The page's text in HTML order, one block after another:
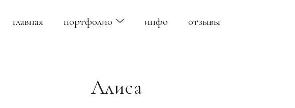
главная портфолио инфо отзывы
Алиса